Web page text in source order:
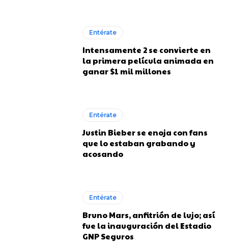
Entérate
Intensamente 2 se convierte en
la primera película animada en
ganar $1 mil millones
Entérate
Justin Bieber se enoja con fans
que lo estaban grabando y
acosando
Entérate
Bruno Mars, anfitrión de lujo; así
fue la inauguración del Estadio
GNP Seguros